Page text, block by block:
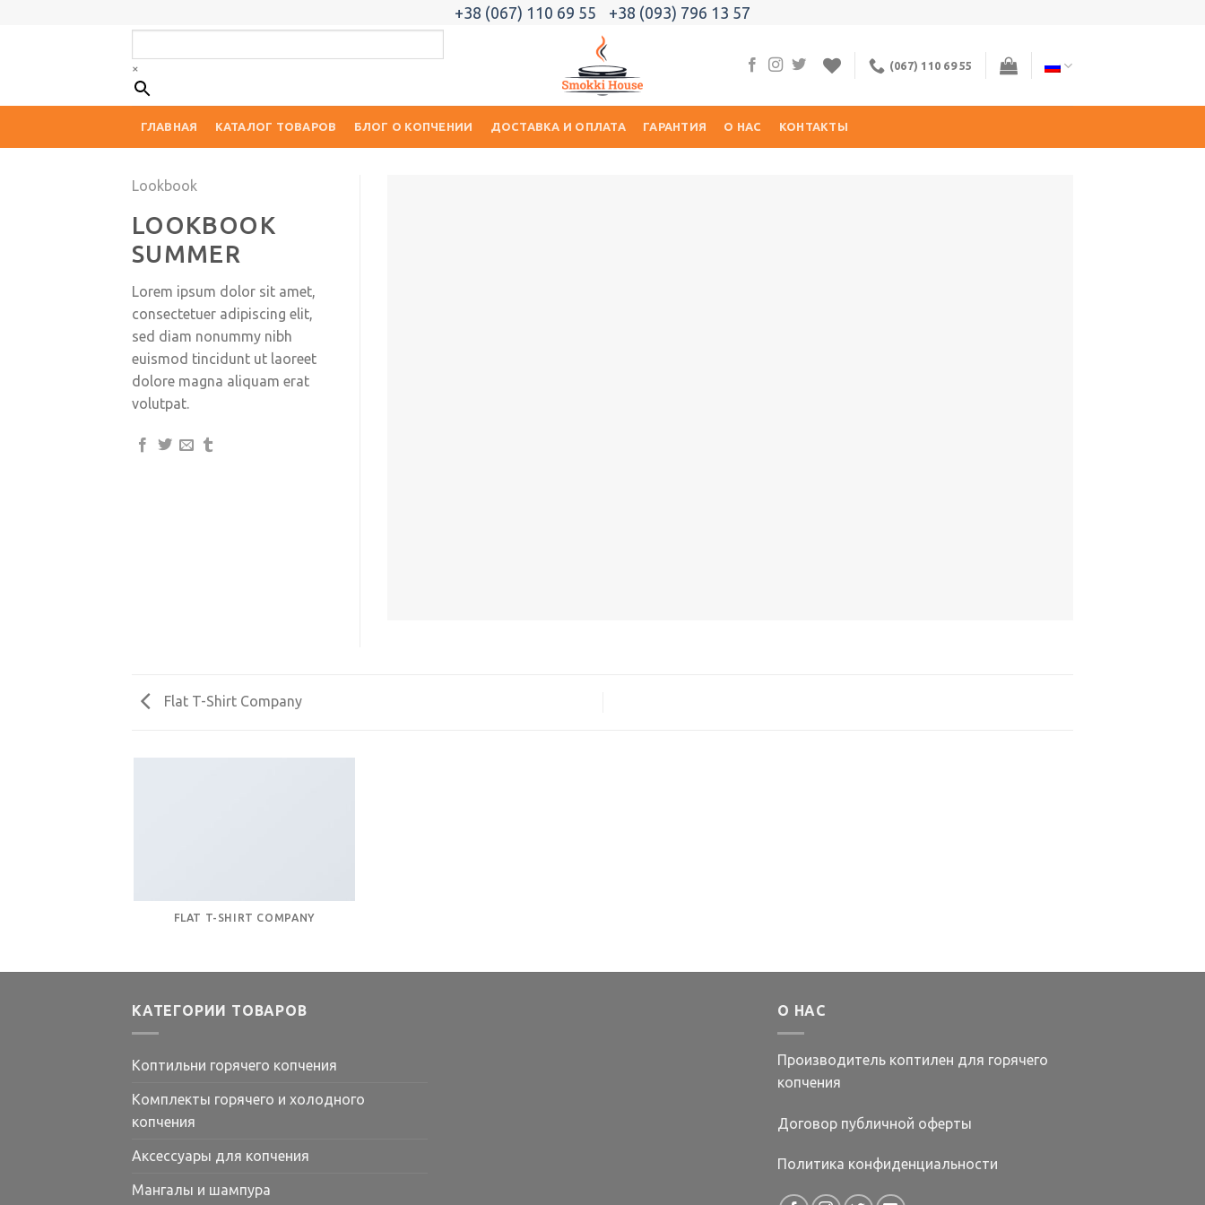
+38 (067) 110 69 55 +38 (093) 796 13 57
× (067) 110 69 55
ГЛАВНАЯ КАТАЛОГ ТОВАРОВ БЛОГ О КОПЧЕНИИ ДОСТАВКА И ОПЛАТА ГАРАНТИЯ О НАС КОНТАКТЫ
Lookbook
LOOKBOOK
SUMMER
Lorem ipsum dolor sit amet,
consectetuer adipiscing elit,
sed diam nonummy nibh
euismod tincidunt ut laoreet
dolore magna aliquam erat
volutpat.
Flat T-Shirt Company
FLAT T-SHIRT COMPANY
КАТЕГОРИИ ТОВАРОВ
Коптильни горячего копчения
Комплекты горячего и холодного
копчения
Аксессуары для копчения
Мангалы и шампура
О НАС
Производитель коптилен для горячего
копчения
Договор публичной оферты
Политика конфиденциальности